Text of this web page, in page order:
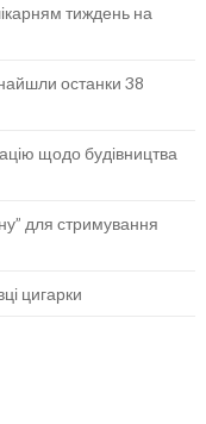
тиждень на
останки 38
щодо будівництва
для стримування
цигарки